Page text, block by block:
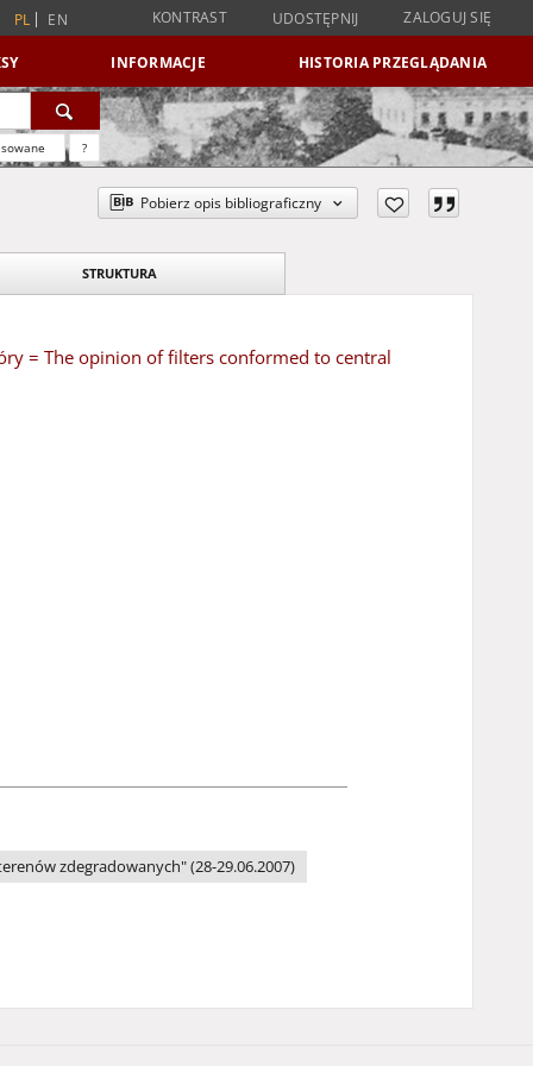
PL EN KONTRAST UDOSTĘPNIJ ZALOGUJ SIĘ
INFORMACJE HISTORIA PRZEGLĄDANIA
?
Pobierz opis bibliograficzny
STRUKTURA
= The opinion of filters conformed to central
zdegradowanych" (28-29.06.2007)